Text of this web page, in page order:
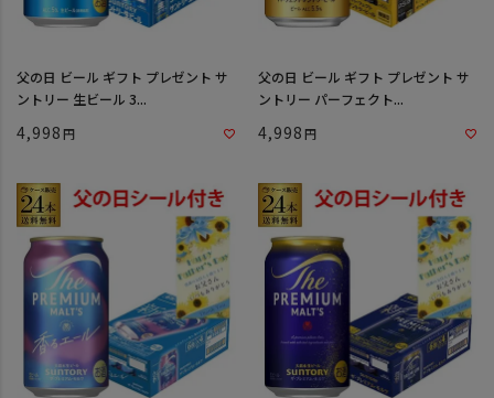
父の日 ビール ギフト プレゼント サ
ントリー 生ビール 3...
4,998
父の日 ビール ギフト プレゼント サ
ントリー パーフェクト...
4,998